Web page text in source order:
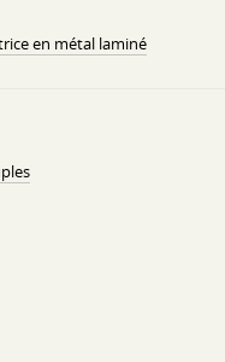
en métal laminé